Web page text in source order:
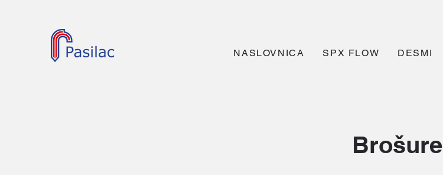
NASLOVNICA SPX FLOW DESMI
Brošure